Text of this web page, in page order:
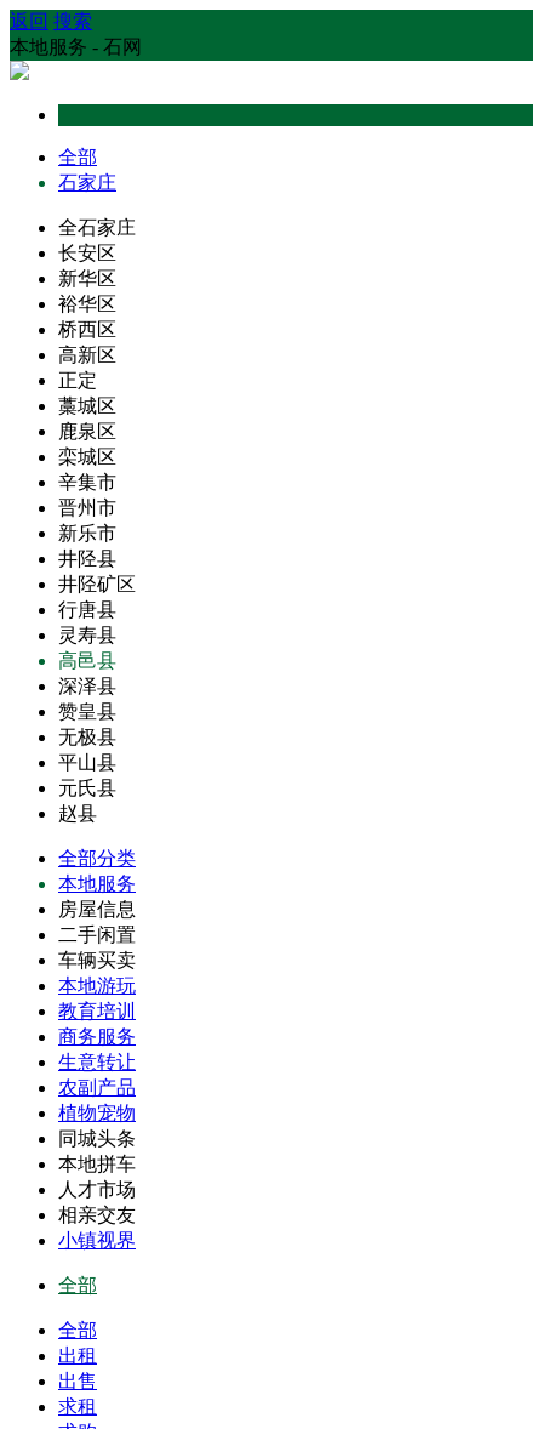
返回 搜索
本地服务 - 石网
全部
石家庄
全石家庄
长安区
新华区
裕华区
桥西区
高新区
正定
藁城区
鹿泉区
栾城区
辛集市
晋州市
新乐市
井陉县
井陉矿区
行唐县
灵寿县
高邑县
深泽县
赞皇县
无极县
平山县
元氏县
赵县
全部分类
本地服务
房屋信息
二手闲置
车辆买卖
本地游玩
教育培训
商务服务
生意转让
农副产品
植物宠物
同城头条
本地拼车
人才市场
相亲交友
小镇视界
全部
全部
出租
出售
求租